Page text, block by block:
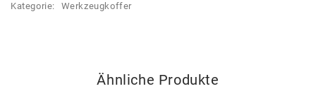
Kategorie:
Werkzeugkoffer
Ähnliche Produkte